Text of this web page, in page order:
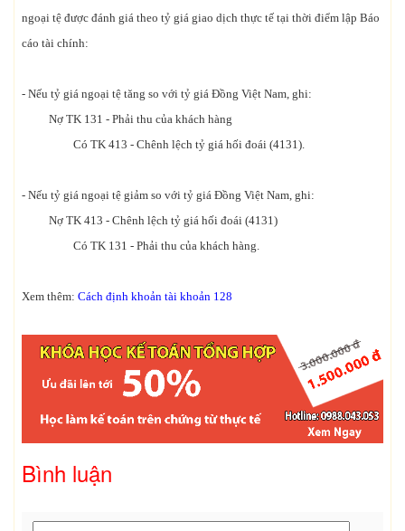
ngoại tệ được đánh giá theo tỷ giá giao dịch thực tế tại thời điểm lập Báo
cáo tài chính:
- Nếu tỷ giá ngoại tệ tăng so với tỷ giá Đồng Việt Nam, ghi:
Nợ TK 131 - Phải thu của khách hàng
Có TK 413 - Chênh lệch tỷ giá hối đoái (4131).
- Nếu tỷ giá ngoại tệ giảm so với tỷ giá Đồng Việt Nam, ghi:
Nợ TK 413 - Chênh lệch tỷ giá hối đoái (4131)
Có TK 131 - Phải thu của khách hàng.
Xem thêm: Cách định khoản tài khoản 128
Bình luận